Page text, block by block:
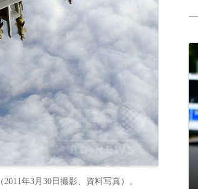
年3月30日撮影、資料写真）。